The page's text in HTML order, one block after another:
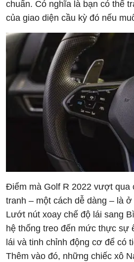
chuẩn. Có nghĩa là bạn có thể
của giao diện cầu kỳ đó nếu
Điểm mà Golf R 2022 vượt qua
tranh – một cách dễ dàng – là
Lướt nút xoay chế độ lái sang
hệ thống treo đến mức thực sự
lái và tinh chỉnh động cơ để có
Thêm vào đó, những chiếc xô